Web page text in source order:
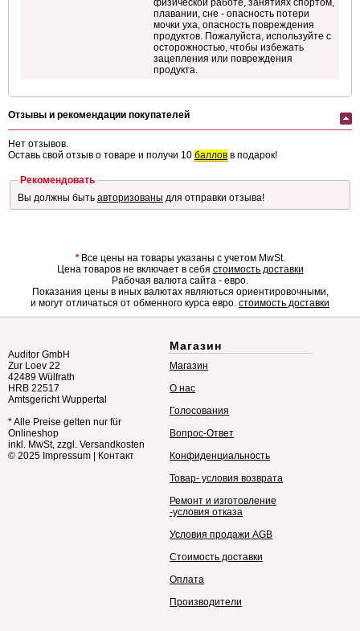
физической работе, занятиях спортом,
плавании, сне - опасность потери
мочки уха, опасность повреждения
продуктов. Пожалуйста, используйте с
осторожностью, чтобы избежать
зацепления или повреждения
продукта.
Отзывы и рекомендации покупателей
Нет отзывов.
Оставь свой отзыв о товаре и получи 10 баллов в подарок!
Рекомендовать
Вы должны быть авторизованы для отправки отзыва!
*Все цены на товары указаны с учетом MwSt.
Цена товаров не включает в себя стоимость доставки
Рабочая валюта сайта - евро.
Показания цены в иных валютах являються ориентировочными,
и могут отличаться от обменного курса евро. стоимость доставки
Auditor GmbH
Zur Loev 22
42489 Wülfrath
HRB 22517
Amtsgericht Wuppertal
* Alle Preise gelten nur für
Onlineshop
inkl. MwSt, zzgl. Versandkosten
© 2025 Impressum Контакт
Магазин
Магазин
О нас
Голосования
Вопрос-Ответ
Конфиденциальность
Товар- условия возврата
Ремонт и изготовление
-условия отказа
Условия продажи AGB
Стоимость доставки
Оплата
Производители